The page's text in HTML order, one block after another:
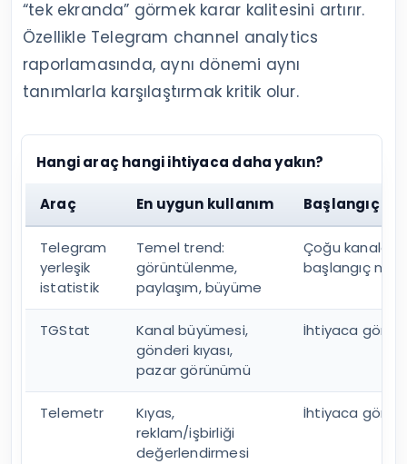
“tek ekranda” görmek karar kalitesini artırır.
Özellikle Telegram channel analytics
raporlamasında, aynı dönemi aynı
tanımlarla karşılaştırmak kritik olur.
Hangi araç hangi ihtiyaca daha yakın?
Araç En uygun kullanım Başlangıç
Telegram
yerleşik
istatistik
Temel trend:
görüntülenme,
paylaşım, büyüme
Çoğu kanalda
başlangıç
TGStat
Kanal büyümesi,
gönderi kıyası,
pazar görünümü
İhtiyaca göre
Telemetr
Kıyas,
reklam/işbirliği
değerlendirmesi
İhtiyaca göre